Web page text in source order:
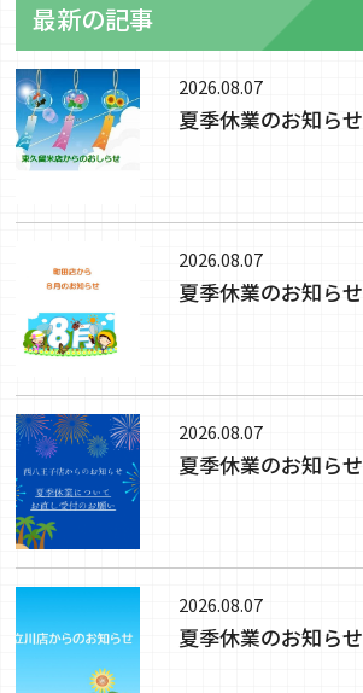
最新の記事
2026.08.07
夏季休業のお知らせ
2026.08.07
夏季休業のお知らせ
2026.08.07
夏季休業のお知らせ
2026.08.07
夏季休業のお知らせ